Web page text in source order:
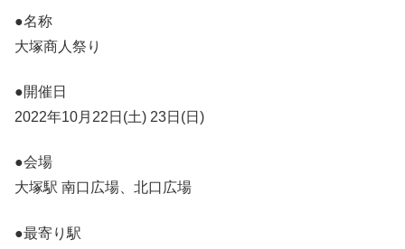
●名称
大塚商人祭り
●開催日
2022年10月22日(土) 23日(日)
●会場
大塚駅 南口広場、北口広場
●最寄り駅